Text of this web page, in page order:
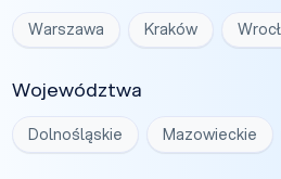
Warszawa Kraków
Województwa
Dolnośląskie Mazowieckie